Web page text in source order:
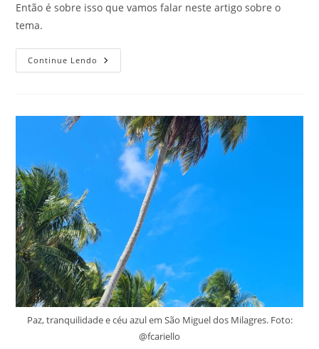
Então é sobre isso que vamos falar neste artigo sobre o
tema.
Continue Lendo Onde
Passar
De
Paulo
Parte
Paz, tranquilidade e céu azul em São Miguel dos Milagres. Foto:
@fcariello